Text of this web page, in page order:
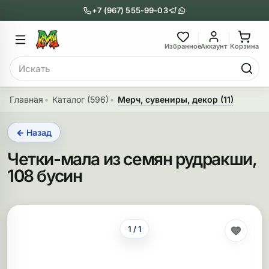
+7 (967) 555-99-03
ИзбранноеАккаунт Корзина
Поиск
Главное меню
Бонги
бонги
бонги
Главное
Трубки
Металлические
Главная Каталог (596) Мерч, сувениры, декор (11)
← Назад
Четки-мала из семян рудракши,
108 бусин
1 / 1